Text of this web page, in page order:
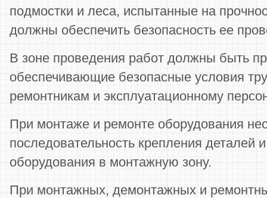
подмостки и леса, испытанные на
должны обеспечить безопасность ее
В зоне проведения работ должны быть
обеспечивающие безопасные условия
ремонтникам и эксплуатационному
При монтаже и ремонте оборудования
последовательность крепления деталей
оборудования в монтажную зону.
При монтажных, демонтажных и